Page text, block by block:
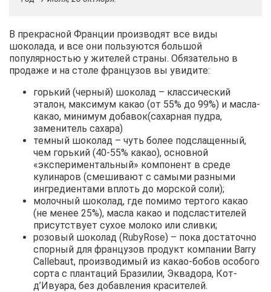
В прекрасной Франции производят все виды
шоколада, и все они пользуются большой
популярностью у жителей страны. Обязательно в
продаже и на столе французов вы увидите:
горький (черный) шоколад – классический
эталон, максимум какао (от 55% до 99%) и масла-
какао, минимум добавок(сахарная пудра,
заменитель сахара)
темный шоколад – чуть более подслащенный,
чем горький (40-55% какао), основной
«экспериментальный» компонент в среде
кулинаров (смешивают с самыми разными
ингредиентами вплоть до морской соли);
молочный шоколад, где помимо тертого какао
(не менее 25%), масла какао и подсластителей
присутствует сухое молоко или сливки;
розовый шоколад (RubyRose) – пока достаточно
спорный для французов продукт компании Barry
Callebaut, производимый из какао-бобов особого
сорта с плантаций Бразилии, Эквадора, Кот-
д’Ивуара, без добавления красителей.